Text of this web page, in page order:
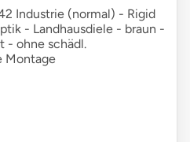
Industrie (normal) - Rigid
- Landhausdiele - braun -
- ohne schädl.
Montage